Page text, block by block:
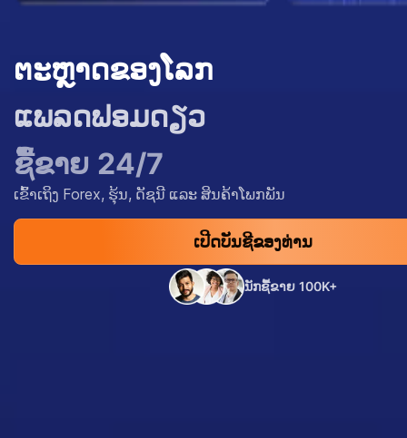
ຕະຫຼາດຂອງໂລກ
ແພລດຟອມດຽວ
ຊື້ຂາຍ 24/7
ເຂົ້າເຖິງ Forex, ຮຸ້ນ, ດັຊນີ ແລະ ສິນຄ້າໂພກພັນ
ເປີດບັນຊີຂອງທ່ານ
ນັກຊື້ຂາຍ 100K+